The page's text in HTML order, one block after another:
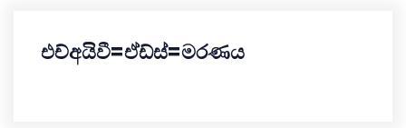
එච්අයිවී=ඒඩ්ස්=මරණය